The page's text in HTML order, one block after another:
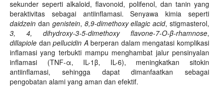
sekunder seperti alkaloid, flavonoid, polifenol, dan tanin yang
beraktivitas sebagai antiinflamasi. Senyawa kimia seperti
daidzeindan genistein, 8,9-dimethoxy ellagic acid, stigmasterol,
3, 4, dihydroxy-3-5-dimethoxy flavone-7-O-β-rhamnose,
dillapioledanpellucidin Aberperan dalam mengatasi komplikasi
inflamasi yang terbukti mampu menghambat jalur pensinyalan
inflamasi (TNF-α, IL-1β, IL-6), meningkatkan sitokin
antiinflamasi, sehingga dapat dimanfaatkan sebagai
pengobatan alami yang aman dan efektif.